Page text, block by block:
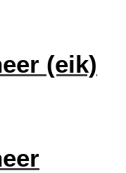
(eik)